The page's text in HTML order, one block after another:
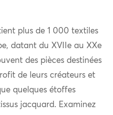
plus de 1 000 textiles
datant du XVIIe au XXe
des pièces destinées
de leurs créateurs et
quelques étoffes
jacquard. Examinez